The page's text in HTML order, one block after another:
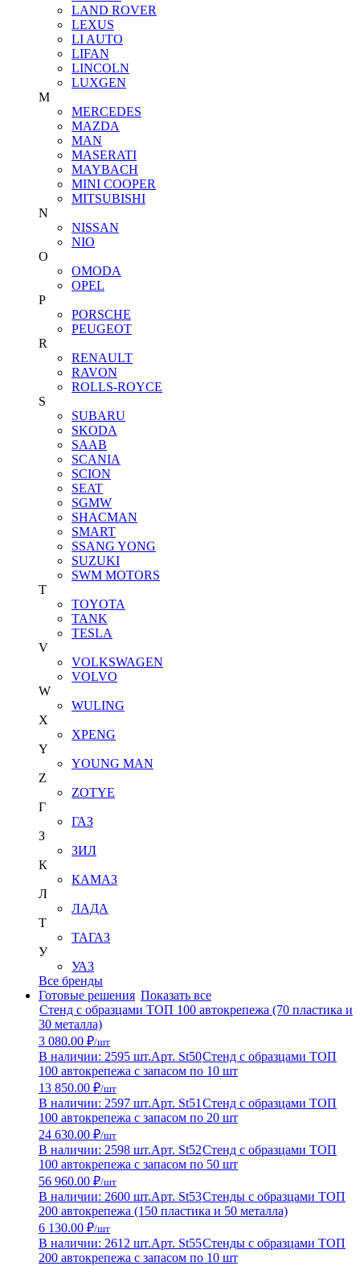
LAND ROVER
LEXUS
LI AUTO
LIFAN
LINCOLN
LUXGEN
M
MERCEDES
MAZDA
MAN
MASERATI
MAYBACH
MINI COOPER
MITSUBISHI
N
NISSAN
NIO
O
OMODA
OPEL
P
PORSCHE
PEUGEOT
R
RENAULT
RAVON
ROLLS-ROYCE
S
SUBARU
SKODA
SAAB
SCANIA
SCION
SEAT
SGMW
SHACMAN
SMART
SSANG YONG
SUZUKI
SWM MOTORS
T
TOYOTA
TANK
TESLA
V
VOLKSWAGEN
VOLVO
W
WULING
X
XPENG
Y
YOUNG MAN
Z
ZOTYE
Г
ГАЗ
З
ЗИЛ
К
КАМАЗ
Л
ЛАДА
Т
ТАГАЗ
У
УАЗ
Все бренды
Готовые решения Показать все
Стенд с образцами ТОП 100 автокрепежа (70 пластика и
30 металла)
3 080.00 ₽/шт
В наличии: 2595 шт.Арт. St50Стенд с образцами ТОП
100 автокрепежа с запасом по 10 шт
13 850.00 ₽/шт
В наличии: 2597 шт.Арт. St51 Стенд с образцами ТОП
100 автокрепежа с запасом по 20 шт
24 630.00 ₽/шт
В наличии: 2598 шт.Арт. St52Стенд с образцами ТОП
100 автокрепежа с запасом по 50 шт
56 960.00 ₽/шт
В наличии: 2600 шт.Арт. St53Стенды с образцами ТОП
200 автокрепежа (150 пластика и 50 металла)
6 130.00 ₽/шт
В наличии: 2612 шт.Арт. St55Стенды с образцами ТОП
200 автокрепежа с запасом по 10 шт